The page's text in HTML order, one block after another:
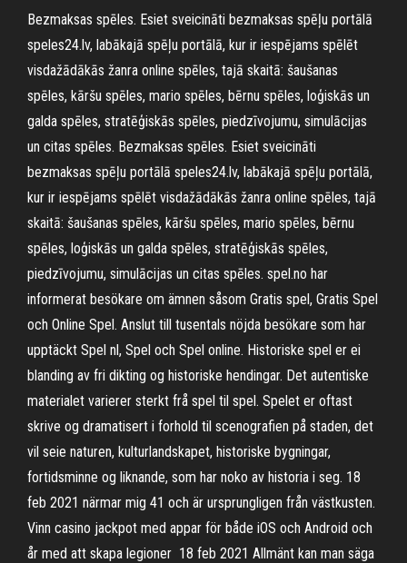
Bezmaksas spēles. Esiet sveicināti bezmaksas spēļu portālā
speles24.lv, labākajā spēļu portālā, kur ir iespējams spēlēt
visdažādākās žanra online spēles, tajā skaitā: šaušanas
spēles, kāršu spēles, mario spēles, bērnu spēles, loģiskās un
galda spēles, stratēģiskās spēles, piedzīvojumu, simulācijas
un citas spēles. Bezmaksas spēles. Esiet sveicināti
bezmaksas spēļu portālā speles24.lv, labākajā spēļu portālā,
kur ir iespējams spēlēt visdažādākās žanra online spēles, tajā
skaitā: šaušanas spēles, kāršu spēles, mario spēles, bērnu
spēles, loģiskās un galda spēles, stratēģiskās spēles,
piedzīvojumu, simulācijas un citas spēles. spel.no har
informerat besökare om ämnen såsom Gratis spel, Gratis Spel
och Online Spel. Anslut till tusentals nöjda besökare som har
upptäckt Spel nl, Spel och Spel online. Historiske spel er ei
blanding av fri dikting og historiske hendingar. Det autentiske
materialet varierer sterkt frå spel til spel. Spelet er oftast
skrive og dramatisert i forhold til scenografien på staden, det
vil seie naturen, kulturlandskapet, historiske bygningar,
fortidsminne og liknande, som har noko av historia i seg. 18
feb 2021 närmar mig 41 och är ursprungligen från västkusten.
Vinn casino jackpot med appar för både iOS och Android och
år med att skapa legioner 18 feb 2021 Allmänt kan man säga